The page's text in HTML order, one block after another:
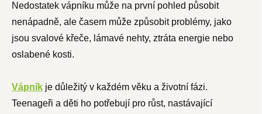
Nedostatek vápníku může na první pohled působit
nenápadně, ale časem může způsobit problémy, jako
jsou svalové křeče, lámavé nehty, ztráta energie nebo
oslabené kosti.
Vápník je důležitý v každém věku a životní fázi.
Teenageři a děti ho potřebují pro růst, nastávající